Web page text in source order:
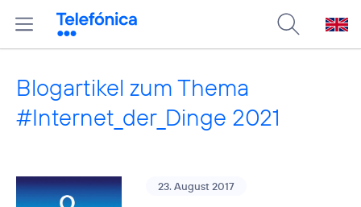
Blogartikel zum Thema
#Internet_der_Dinge 2021
23. August 2017